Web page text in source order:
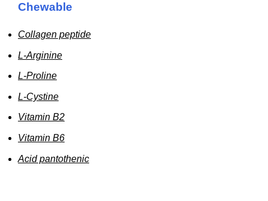
Chewable
Collagen peptide
L-Arginine
L-Proline
L-Cystine
Vitamin B2
Vitamin B6
Acid pantothenic